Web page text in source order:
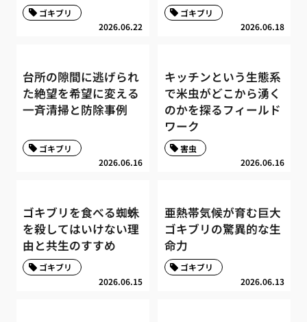
2026.06.22
ゴキブリ
2026.06.18
ゴキブリ
台所の隙間に逃げられ
た絶望を希望に変える
一斉清掃と防除事例
2026.06.16
ゴキブリ
キッチンという生態系
で米虫がどこから湧く
のかを探るフィールド
ワーク
2026.06.16
害虫
ゴキブリを食べる蜘蛛
を殺してはいけない理
由と共生のすすめ
2026.06.15
ゴキブリ
亜熱帯気候が育む巨大
ゴキブリの驚異的な生
命力
2026.06.13
ゴキブリ